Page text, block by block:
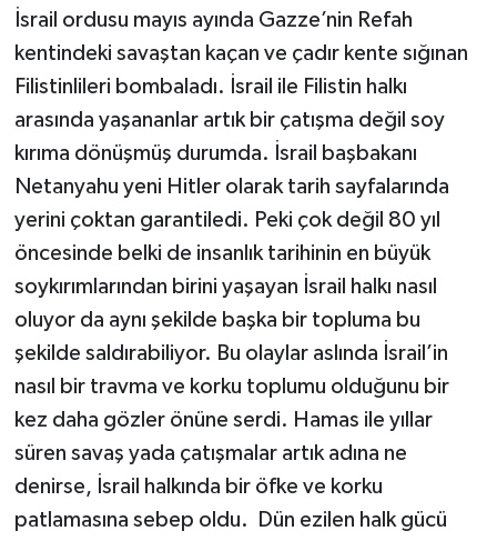
İsrail ordusu mayıs ayında Gazze’nin Refah
kentindeki savaştan kaçan ve çadır kente sığınan
Filistinlileri bombaladı. İsrail ile Filistin halkı
arasında yaşananlar artık bir çatışma değil soy
kırıma dönüşmüş durumda. İsrail başbakanı
Netanyahu yeni Hitler olarak tarih sayfalarında
yerini çoktan garantiledi. Peki çok değil 80 yıl
öncesinde belki de insanlık tarihinin en büyük
soykırımlarından birini yaşayan İsrail halkı nasıl
oluyor da aynı şekilde başka bir topluma bu
şekilde saldırabiliyor. Bu olaylar aslında İsrail’in
nasıl bir travma ve korku toplumu olduğunu bir
kez daha gözler önüne serdi. Hamas ile yıllar
süren savaş yada çatışmalar artık adına ne
denirse, İsrail halkında bir öfke ve korku
patlamasına sebep oldu. Dün ezilen halk gücü